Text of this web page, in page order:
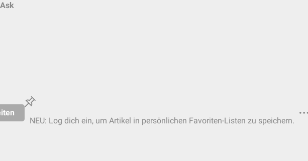
Ask
NEU: Log dich ein, um Artikel in persönlichen Favoriten-Listen zu speichern.